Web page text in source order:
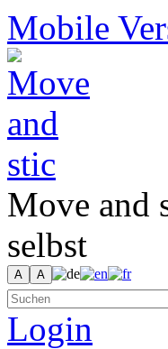
Mobile
Move and
selbst
Login